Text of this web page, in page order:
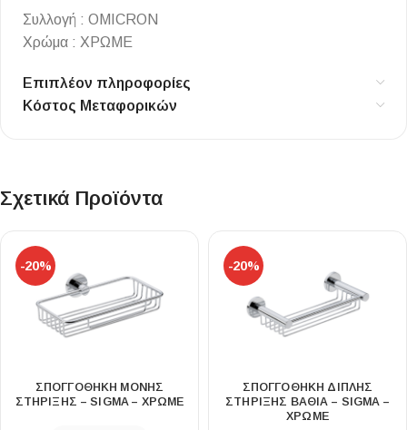
Συλλογή : OMICRON
Χρώμα : ΧΡΩΜΕ
Επιπλέον πληροφορίες
Κόστος Μεταφορικών
Σχετικά Προϊόντα
-20%
ΣΠΟΓΓΟΘΗΚΗ ΜΟΝΗΣ
ΣΤΗΡΙΞΗΣ – SIGMA – ΧΡΩΜΕ
-20%
ΣΠΟΓΓΟΘΗΚΗ ΔΙΠΛΗΣ
ΣΤΗΡΙΞΗΣ ΒΑΘΙΑ – SIGMA –
ΧΡΩΜΕ